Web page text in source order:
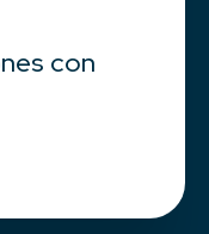
con